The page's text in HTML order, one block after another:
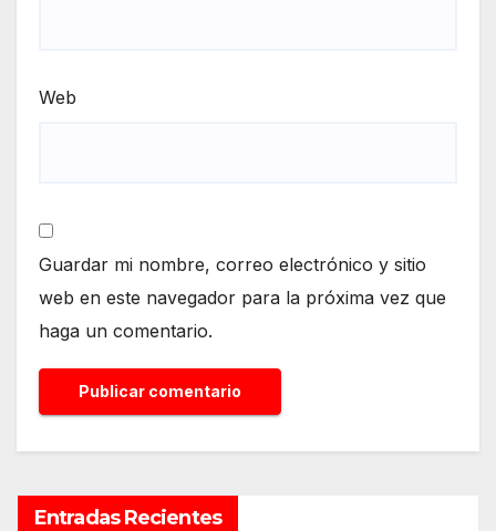
Web
Guardar mi nombre, correo electrónico y sitio
web en este navegador para la próxima vez que
haga un comentario.
Entradas Recientes